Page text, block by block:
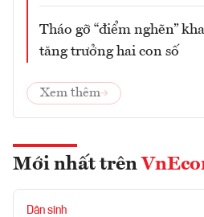
Tháo gỡ “điểm nghẽn”
tăng trưởng hai con số
Xem thêm
Mới nhất trên
Dân sinh